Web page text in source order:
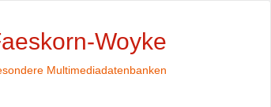
Woyke
Multimediadatenbanken